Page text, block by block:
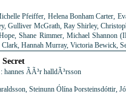
Pfeiffer, Helena Bonham Carter,
Gulliver McGrath, Ray Shirley,
Shane Rimmer, Michael Shannon
Hannah Murray, Victoria Bewick,
Secret
hannes ÃÃ³r halldÃ³rsson
Steinunn Ólína Þorsteinsdóttir,